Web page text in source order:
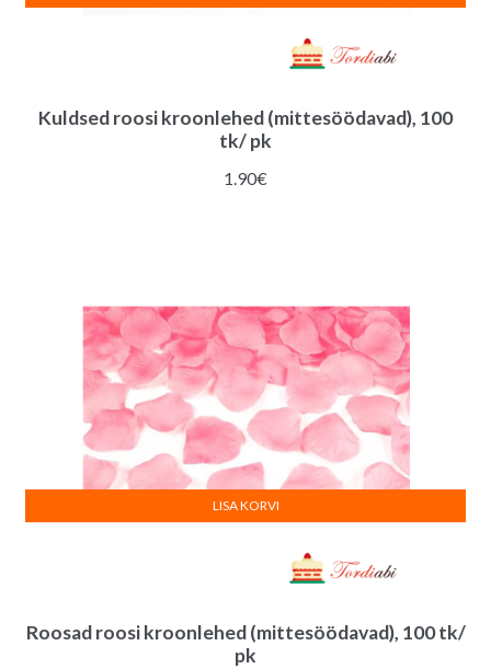
Kuldsed roosi kroonlehed (mittesöödavad), 100
tk/ pk
1.90€
Roosad roosi kroonlehed (mittesöödavad), 100 tk/
pk
LISA KORVI